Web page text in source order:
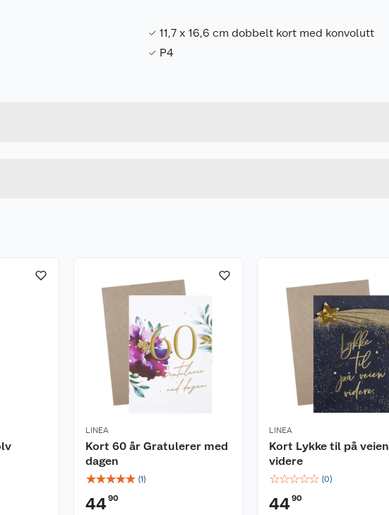
11,7 x 16,6 cm dobbelt kort med konvolutt
P4
LINEA
Kort 60 år Gratulerer med
dagen
☆☆☆☆☆ (1)
4490
LINEA
Kort Lykke til på veien
videre
☆☆☆☆☆ (0)
4490